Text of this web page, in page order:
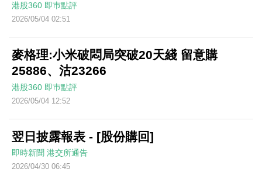
港股360 即巿點評
2026/05/04 02:51
麥格理:小米破悶局突破20天綫 留意購
25886、沽23266
港股360 即巿點評
2026/05/04 12:52
翌日披露報表 - [股份購回]
即時新聞 港交所通告
2026/04/30 06:45